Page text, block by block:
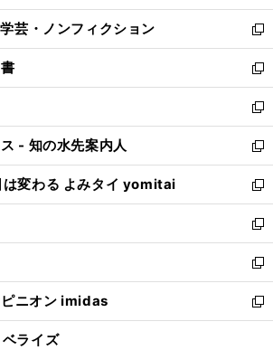
開
く
ウ
で
開
く
ン
ド
ウ
で
開
く
ウ
ィ
ン
ド
ウ
で
開
く
芸・ノンフィクション
新
し
い
ウ
ィ
ン
ド
ウ
で
開
く
新
し
い
ウ
ィ
ン
ド
ウ
で
開
く
新
し
い
ウ
ィ
ン
ド
ウ
で
開
く
- 知の水先案内人
新
し
い
ウ
ィ
ン
ド
ウ
で
開
は変わる よみタイ yomitai
新
し
い
ウ
ィ
ン
ド
ウ
新
し
い
ウ
ィ
ン
新
し
い
ウ
ニオン imidas
新
し
ライズ